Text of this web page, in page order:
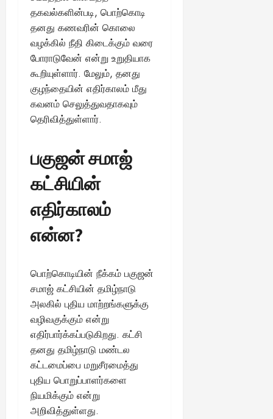
தகவல்களின்படி, பொற்கொடி
தனது கணவரின் கொலை
வழக்கில் நீதி கிடைக்கும் வரை
போராடுவேன் என்று உறுதியாக
கூறியுள்ளார். மேலும், தனது
குழந்தையின் எதிர்காலம் மீது
கவனம் செலுத்துவதாகவும்
தெரிவித்துள்ளார்.
பகுஜன் சமாஜ்
கட்சியின்
எதிர்காலம்
என்ன?
பொற்கொடியின் நீக்கம் பகுஜன்
சமாஜ் கட்சியின் தமிழ்நாடு
அலகில் புதிய மாற்றங்களுக்கு
வழிவகுக்கும் என்று
எதிர்பார்க்கப்படுகிறது. கட்சி
தனது தமிழ்நாடு மண்டல
கட்டமைப்பை மறுசீரமைத்து
புதிய பொறுப்பாளர்களை
நியமிக்கும் என்று
அறிவித்துள்ளது.